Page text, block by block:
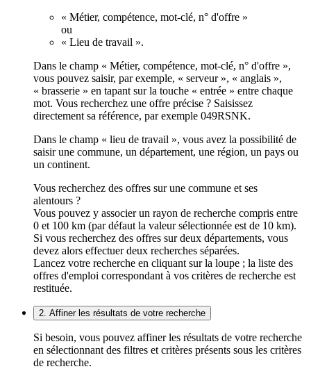
« Métier, compétence, mot-clé, n° d'offre »
ou
« Lieu de travail ».
Dans le champ « Métier, compétence, mot-clé, n° d'offre »,
vous pouvez saisir, par exemple, « serveur », « anglais »,
« brasserie » en tapant sur la touche « entrée » entre chaque
mot. Vous recherchez une offre précise ? Saisissez
directement sa référence, par exemple 049RSNK.
Dans le champ « lieu de travail », vous avez la possibilité de
saisir une commune, un département, une région, un pays ou
un continent.
Vous recherchez des offres sur une commune et ses
alentours ?
Vous pouvez y associer un rayon de recherche compris entre
0 et 100 km (par défaut la valeur sélectionnée est de 10 km).
Si vous recherchez des offres sur deux départements, vous
devez alors effectuer deux recherches séparées.
Lancez votre recherche en cliquant sur la loupe ; la liste des
offres d'emploi correspondant à vos critères de recherche est
restituée.
2. Affiner les résultats de votre recherche
Si besoin, vous pouvez affiner les résultats de votre recherche
en sélectionnant des filtres et critères présents sous les critères
de recherche.